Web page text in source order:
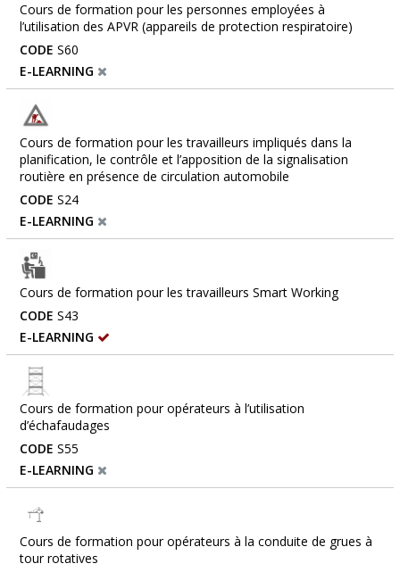
Cours de formation pour les personnes employées à
l’utilisation des APVR (appareils de protection respiratoire)
CODE S60
E-LEARNING
Cours de formation pour les travailleurs impliqués dans la
planification, le contrôle et l’apposition de la signalisation
routière en présence de circulation automobile
CODE S24
E-LEARNING
Cours de formation pour les travailleurs Smart Working
CODE S43
E-LEARNING
Cours de formation pour opérateurs à l’utilisation
d’échafaudages
CODE S55
E-LEARNING
Cours de formation pour opérateurs à la conduite de grues à
tour rotatives